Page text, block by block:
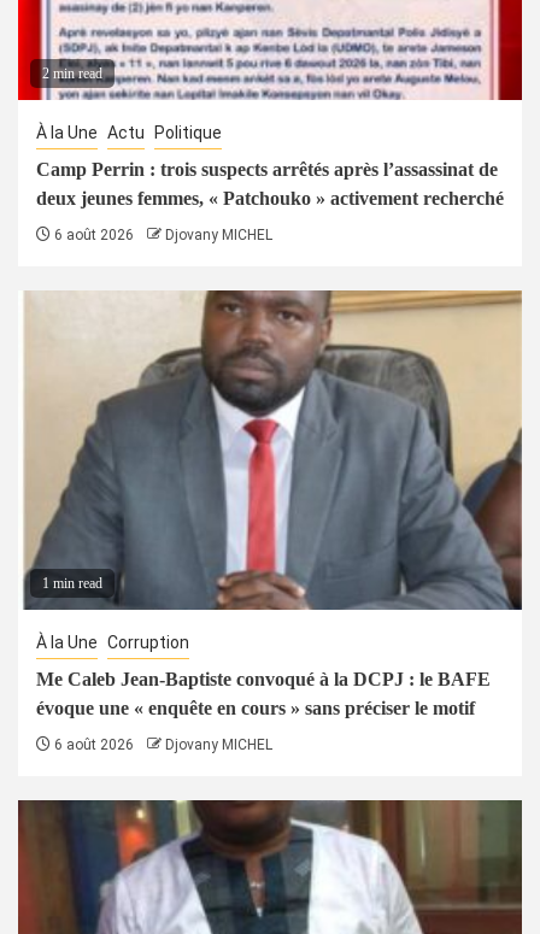
2 min read
À la Une Actu Politique
Camp Perrin : trois suspects arrêtés après l’assassinat de
deux jeunes femmes, « Patchouko » activement recherché
6 août 2026 Djovany MICHEL
1 min read
À la Une Corruption
Me Caleb Jean-Baptiste convoqué à la DCPJ : le BAFE
évoque une « enquête en cours » sans préciser le motif
6 août 2026 Djovany MICHEL